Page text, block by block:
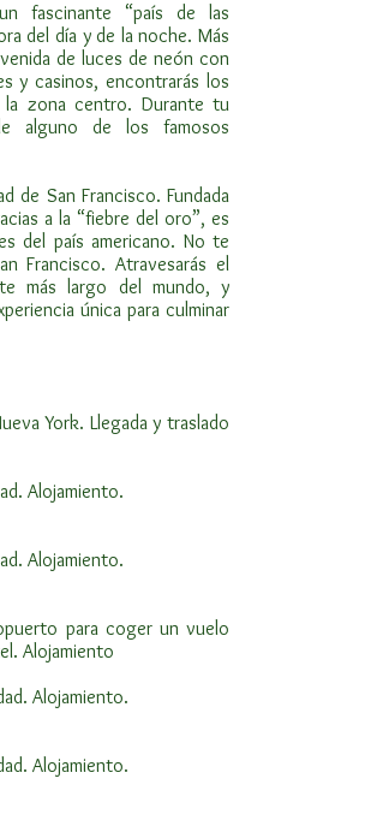
fascinante “país de las
del día y de la noche. Más
de luces de neón con
y casinos, encontrarás los
la zona centro. Durante tu
alguno de los famosos
de San Francisco. Fundada
a la “fiebre del oro”, es
del país americano. No te
Francisco. Atravesarás el
más largo del mundo, y
única para culminar
York. Llegada y traslado
Alojamiento.
Alojamiento.
para coger un vuelo
Alojamiento​
Alojamiento.
Alojamiento.